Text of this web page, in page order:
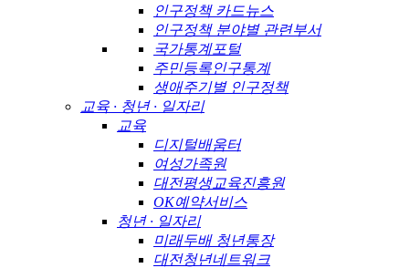
인구정책 카드뉴스
인구정책 분야별 관련부서
국가통계포털
주민등록인구통계
생애주기별 인구정책
교육 · 청년 · 일자리
교육
디지털배움터
여성가족원
대전평생교육진흥원
OK예약서비스
청년 · 일자리
미래두배 청년통장
대전청년네트워크